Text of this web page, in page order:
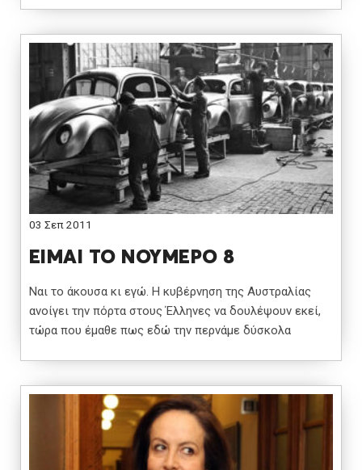
03 Σεπ 2011
ΕΙΜΑΙ ΤΟ ΝΟΥΜΕΡΟ 8
Ναι το άκουσα κι εγώ. Η κυβέρνηση της Αυστραλίας
ανοίγει την πόρτα στους Έλληνες να δουλέψουν εκεί,
τώρα που έμαθε πως εδώ την περνάμε δύσκολα